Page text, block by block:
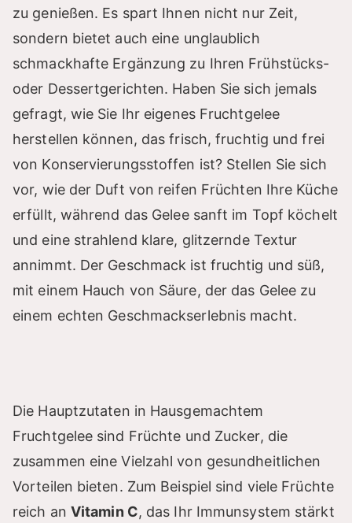
zu genießen. Es spart Ihnen nicht nur Zeit,
sondern bietet auch eine unglaublich
schmackhafte Ergänzung zu Ihren Frühstücks-
oder Dessertgerichten. Haben Sie sich jemals
gefragt, wie Sie Ihr eigenes Fruchtgelee
herstellen können, das frisch, fruchtig und frei
von Konservierungsstoffen ist? Stellen Sie sich
vor, wie der Duft von reifen Früchten Ihre Küche
erfüllt, während das Gelee sanft im Topf köchelt
und eine strahlend klare, glitzernde Textur
annimmt. Der Geschmack ist fruchtig und süß,
mit einem Hauch von Säure, der das Gelee zu
einem echten Geschmackserlebnis macht.
Die Hauptzutaten in Hausgemachtem
Fruchtgelee sind Früchte und Zucker, die
zusammen eine Vielzahl von gesundheitlichen
Vorteilen bieten. Zum Beispiel sind viele Früchte
reich an Vitamin C, das Ihr Immunsystem stärkt